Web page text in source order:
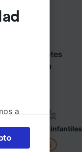
las siguientes
compañía
Asientos infantiles
a